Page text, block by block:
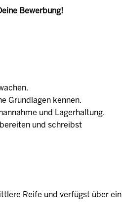
Bewerbung!
Grundlagen kennen.
und Lagerhaltung.
und schreibst
Reife und verfügst über ein